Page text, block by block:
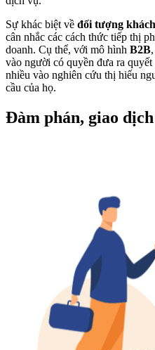
Sự khác biệt về đối tượng
cân nhắc các cách thức tiếp thị
doanh. Cụ thể, với mô hình B2B
vào người có quyền đưa ra quyết
nhiều vào nghiên cứu thị hiếu
cầu của họ.
Đàm phán, giao dịch